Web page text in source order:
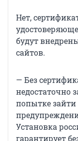
Нет,
будут
сайтов.
— Без
недостаточно
попытке
Установка
гарантирует